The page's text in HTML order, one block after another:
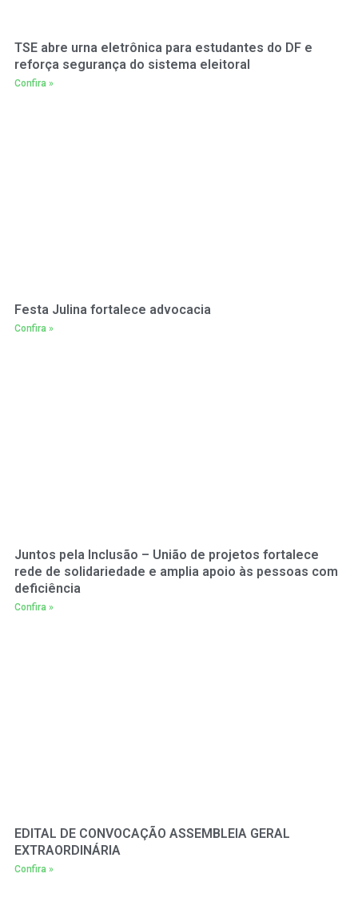
TSE abre urna eletrônica para estudantes do DF e
reforça segurança do sistema eleitoral
Confira »
Festa Julina fortalece advocacia
Confira »
Juntos pela Inclusão – União de projetos fortalece
rede de solidariedade e amplia apoio às pessoas com
deficiência
Confira »
EDITAL DE CONVOCAÇÃO ASSEMBLEIA GERAL
EXTRAORDINÁRIA
Confira »